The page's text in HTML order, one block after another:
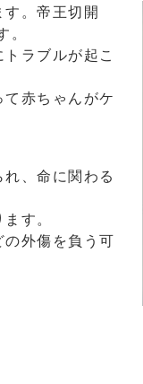
。帝王切開
ラブルが起こ
赤ちゃんがケ
、命に関わる
す。
外傷を負う可